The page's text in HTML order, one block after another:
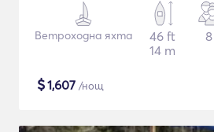
Ветроходна яхта
46 ft
14 m
8
$1,607 /нощ